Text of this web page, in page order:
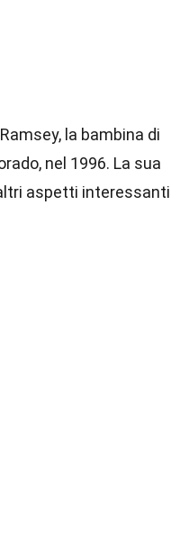
la bambina di
nel 1996. La sua
aspetti interessanti